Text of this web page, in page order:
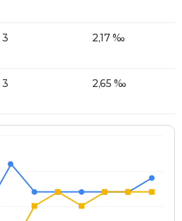
3 2,17 ‰
3 2,65 ‰